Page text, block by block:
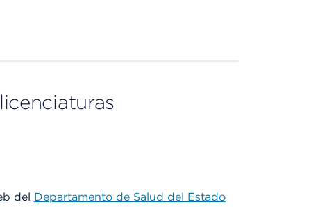
del Departamento de Salud del Estado